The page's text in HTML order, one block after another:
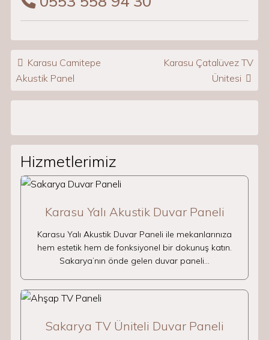
Post navigation
Karasu Camitepe
Akustik Panel
Karasu Çatalüvez TV
Ünitesi
Hizmetlerimiz
Karasu Yalı Akustik Duvar Paneli
Karasu Yalı Akustik Duvar Paneli ile mekanlarınıza
hem estetik hem de fonksiyonel bir dokunuş katın.
Sakarya’nın önde gelen duvar paneli…
Sakarya TV Üniteli Duvar Paneli